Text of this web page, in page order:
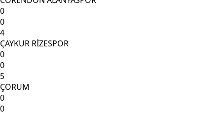
0
0
4
ÇAYKUR RİZESPOR
0
0
5
ÇORUM
0
0